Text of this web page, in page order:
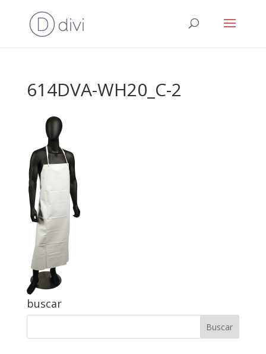
614DVA-WH20_C-2
buscar